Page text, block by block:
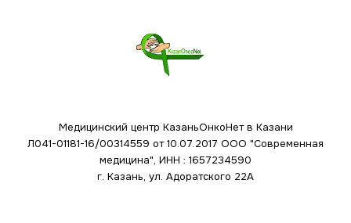
Медицинский центр КазаньОнкоНет в Казани
Л041-01181-16/00314559 от 10.07.2017 ООО "Современная
медицина", ИНН : 1657234590
г. Казань, ул. Адоратского 22А